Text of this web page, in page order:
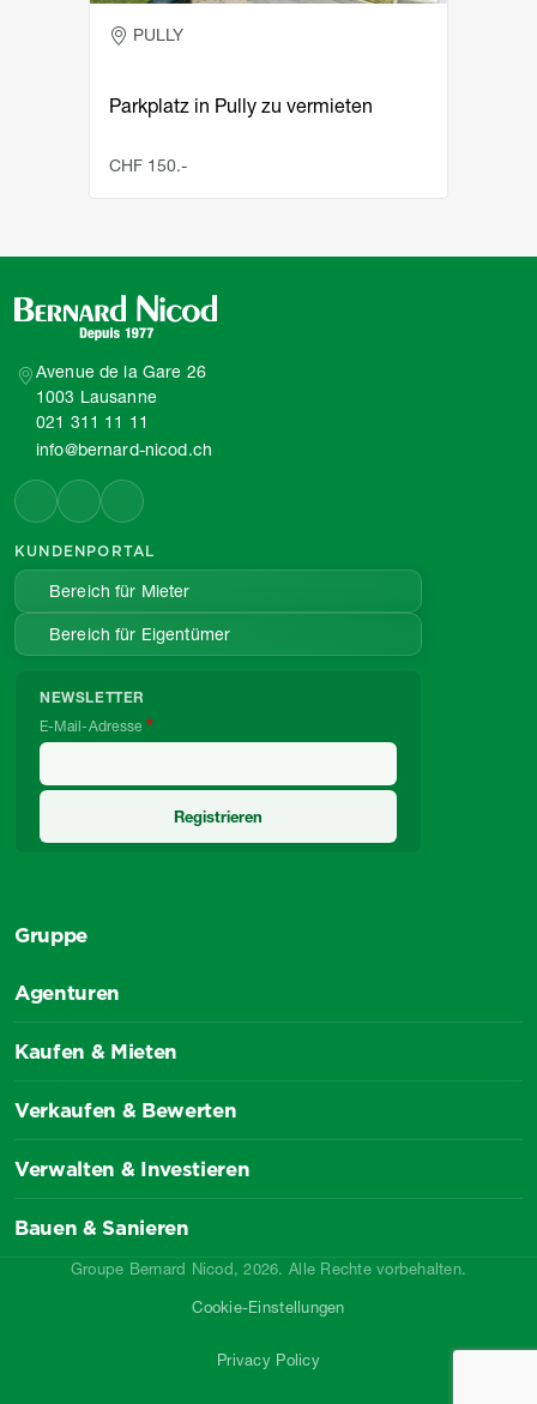
PULLY
Parkplatz in Pully zu vermieten
CHF 150.-
Avenue de la Gare 26
1003 Lausanne
021 311 11 11
info@bernard-nicod.ch
KUNDENPORTAL
Bereich für Mieter
Bereich für Eigentümer
NEWSLETTER
E-Mail-Adresse
Gruppe
Agenturen
Kaufen & Mieten
Verkaufen & Bewerten
Verwalten & Investieren
Bauen & Sanieren
Groupe Bernard Nicod, 2026. Alle Rechte vorbehalten.
Cookie-Einstellungen
Privacy Policy